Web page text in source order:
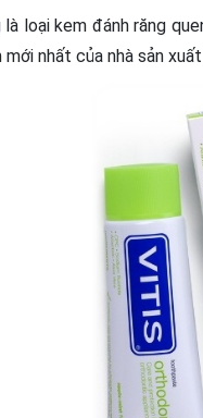
loại kem đánh răng
mới nhất của nhà sản